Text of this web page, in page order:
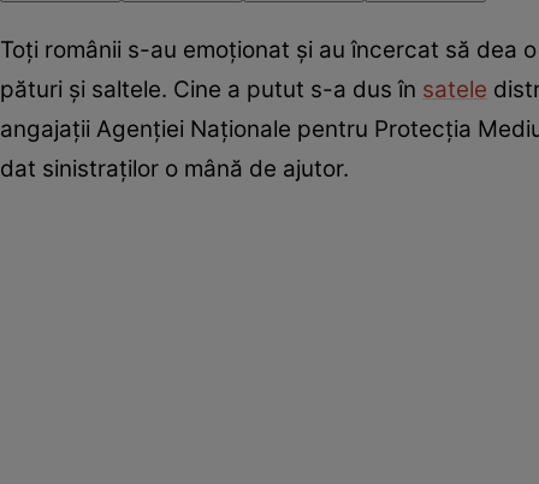
Toți românii s-au emoționat și au încercat să dea
pături și saltele. Cine a putut s-a dus în satele
angajații Agenției Naționale pentru Protecția
dat sinistraților o mână de ajutor.